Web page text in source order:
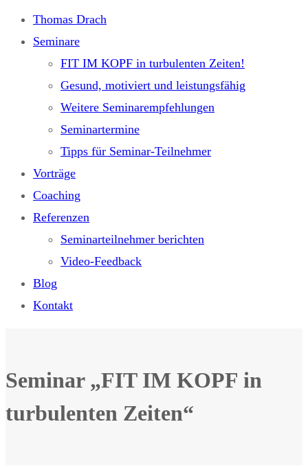
Thomas Drach
Seminare
FIT IM KOPF in turbulenten Zeiten!
Gesund, motiviert und leistungsfähig
Weitere Seminarempfehlungen
Seminartermine
Tipps für Seminar-Teilnehmer
Vorträge
Coaching
Referenzen
Seminarteilnehmer berichten
Video-Feedback
Blog
Kontakt
Seminar „FIT IM KOPF in
turbulenten Zeiten“